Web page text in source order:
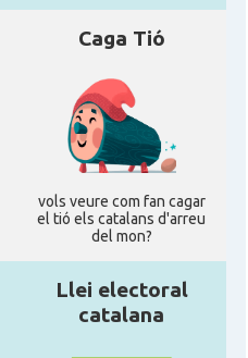
Caga Tió
vols veure com fan cagar
el tió els catalans d'arreu
del mon?
Llei electoral
catalana